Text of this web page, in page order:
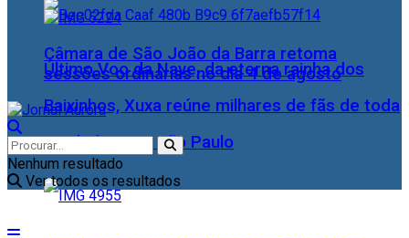
Último Voo da Nave, da eterna rainha dos
Baixinhos, Xuxa reúne milhares de fãs de toda
as idades, em São Paulo
Câmara de São João da Barra retoma
sessões ordinárias no dia 4 de agosto
Nenhum resultado
Ver todos os resultados